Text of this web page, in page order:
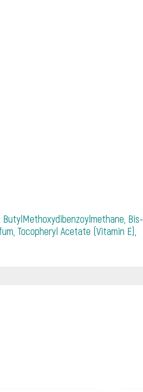
Bis-
Tocopheryl Acetate (Vitamin E),